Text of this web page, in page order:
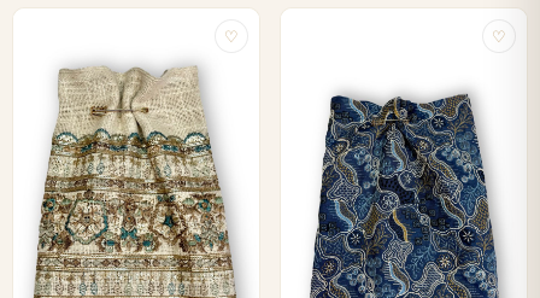
♡ ♡